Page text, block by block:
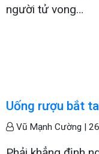
người tử vong…
Uống rượu bắt
Vũ Mạnh Cường |